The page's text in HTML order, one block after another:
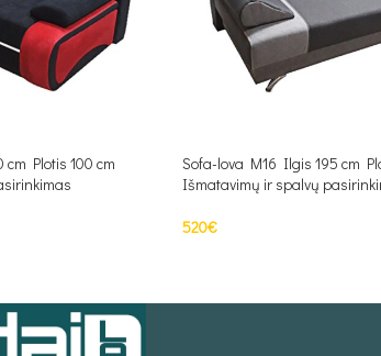
Plotis 100 cm
Sofa-lova M16 Ilgis 195 cm
Išmatavimų ir spalvų
520€